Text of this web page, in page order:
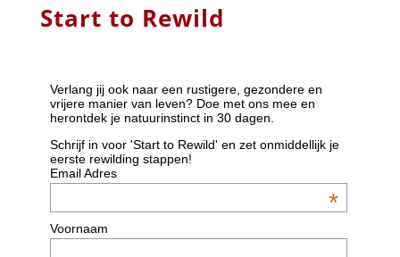
Start to Rewild
Verlang jij ook naar een rustigere, gezondere en
vrijere manier van leven? Doe met ons mee en
herontdek je natuurinstinct in 30 dagen.
Schrijf in voor 'Start to Rewild' en zet onmiddellijk je
eerste rewilding stappen!
Email Adres
*
Voornaam